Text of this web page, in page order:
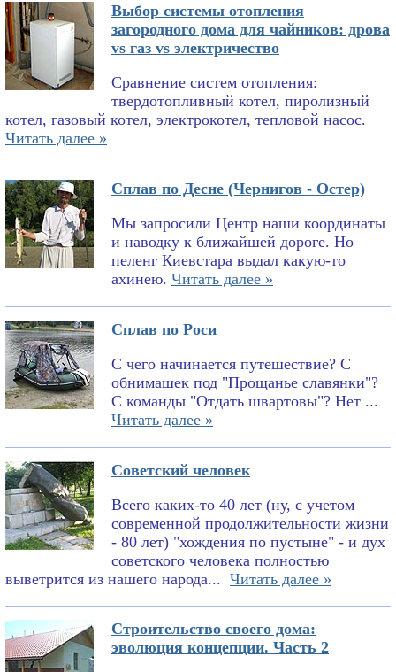
Выбор системы отопления
загородного дома для чайников: дрова
vs газ vs электричество
Сравнение систем отопления:
твердотопливный котел, пиролизный
котел, газовый котел, электрокотел, тепловой насос.
Читать далее »
Сплав по Десне (Чернигов - Остер)
Мы запросили Центр наши координаты
и наводку к ближайшей дороге. Но
пеленг Киевстара выдал какую-то
ахинею. Читать далее »
Сплав по Роси
С чего начинается путешествие? С
обнимашек под "Прощанье славянки"?
С команды "Отдать швартовы"? Нет ...
Читать далее »
Советский человек
Всего каких-то 40 лет (ну, с учетом
современной продолжительности жизни
- 80 лет) "хождения по пустыне" - и дух
советского человека полностью
выветрится из нашего народа... Читать далее »
Строительство своего дома:
эволюция концепции. Часть 2